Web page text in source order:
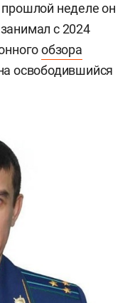
неделе он
с 2024
обзора
освободившийся